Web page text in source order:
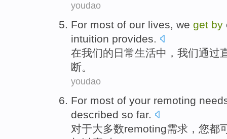
youdao
For most of our lives, we get by
intuition provides.
在我们的 日常生活中 ， 我们通过
断。
youdao
For most of your remoting
described so far.
对于大多数remoting需求 ， 您都